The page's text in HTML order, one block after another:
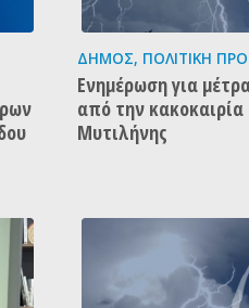
ΔΉΜΟΣ, ΠΟΛΙΤΙΚΉ
Ενημέρωση για
από την
Μυτιλήνης